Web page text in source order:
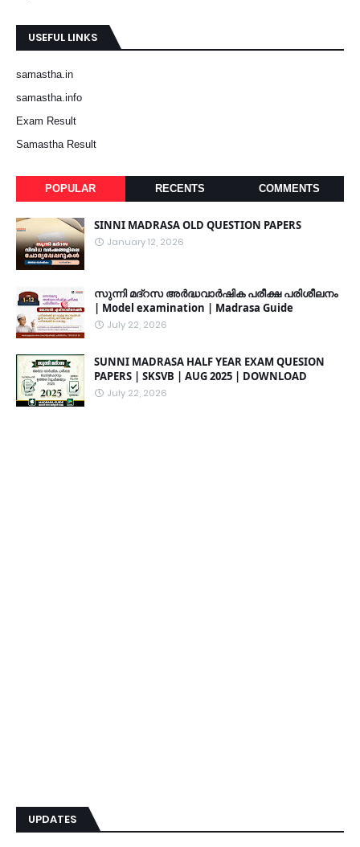
USEFUL LINKS
samastha.in
samastha.info
Exam Result
Samastha Result
POPULAR RECENTS COMMENTS
SINNI MADRASA OLD QUESTION PAPERS
January 12, 2026
സുന്നി മദ്റസ അർദ്ധവാർഷിക പരീക്ഷ പരിശീലനം
| Model examination | Madrasa Guide
July 22, 2026
SUNNI MADRASA HALF YEAR EXAM QUESION
PAPERS | SKSVB | AUG 2025 | DOWNLOAD
July 22, 2026
UPDATES